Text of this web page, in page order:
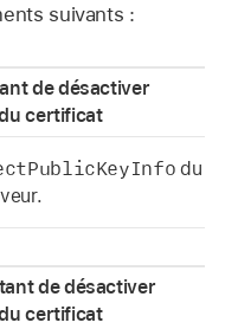
suivants :
de désactiver
certificat
du
de désactiver
certificat